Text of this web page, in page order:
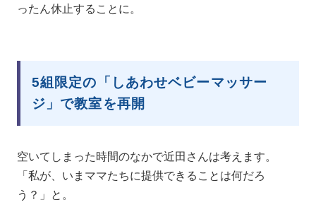
ったん休止することに。
5組限定の「しあわせベビーマッサー
ジ」で教室を再開
空いてしまった時間のなかで近田さんは考えます。
「私が、いまママたちに提供できることは何だろ
う？」と。